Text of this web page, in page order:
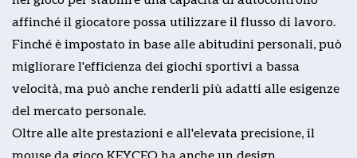
affinché il giocatore possa utilizzare il flusso di lavoro.
Finché è impostato in base alle abitudini personali, può
migliorare l'efficienza dei giochi sportivi a bassa
velocità, ma può anche renderli più adatti alle esigenze
del mercato personale.
Oltre alle alte prestazioni e all'elevata precisione, il
mouse da gioco KEYCEO ha anche un design